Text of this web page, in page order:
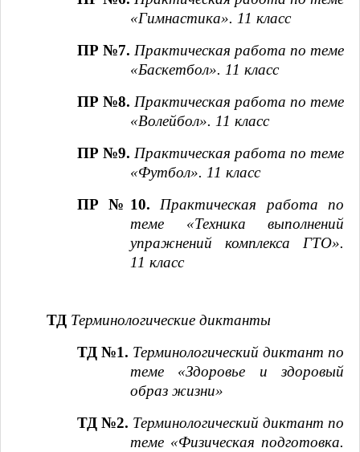
«Гимнастика». 11 класс
ПР №7. Практическая работа по теме
«Баскетбол». 11 класс
ПР №8. Практическая работа по теме
«Волейбол». 11 класс
ПР №9. Практическая работа по теме
«Футбол». 11 класс
ПР №10. Практическая работа по
теме «Техника выполнений
упражнений комплекса ГТО».
11 класс
ТД Терминологические диктанты
ТД №1. Терминологический диктант по
теме «Здоровье и здоровый
образ жизни»
ТД №2. Терминологический диктант по
теме «Физическая подготовка.